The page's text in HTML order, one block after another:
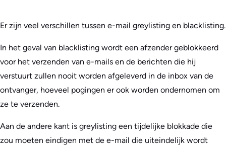
Er zijn veel verschillen tussen e-mail greylisting en blacklisting.
In het geval van blacklisting wordt een afzender geblokkeerd
voor het verzenden van e-mails en de berichten die hij
verstuurt zullen nooit worden afgeleverd in de inbox van de
ontvanger, hoeveel pogingen er ook worden ondernomen om
ze te verzenden.
Aan de andere kant is greylisting een tijdelijke blokkade die
zou moeten eindigen met de e-mail die uiteindelijk wordt